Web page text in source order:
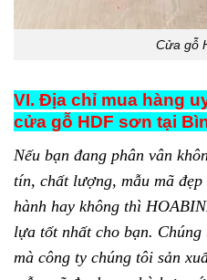
Cửa gỗ
VI. Địa chỉ mua hàng
cửa gỗ HDF sơn tại
Nếu bạn đang phân vân
tín, chất lượng, mẫu mã
hành hay không thì
lựa tốt nhất cho bạn.
mà công ty chúng tôi sản